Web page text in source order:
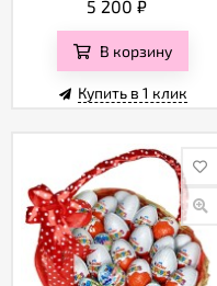
5 200 ₽
В корзину
Купить в 1 клик